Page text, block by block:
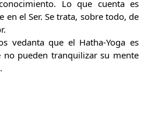
Lo que cuenta es
el Ser. Se trata, sobre todo, de
vedanta que el Hatha-Yoga es
pueden tranquilizar su mente